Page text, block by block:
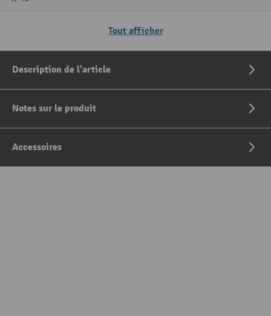
Tout afficher
Description de l'article
Notes sur le produit
Accessoires